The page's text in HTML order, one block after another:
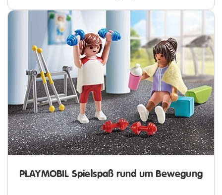
PLAYMOBIL Spielspaß rund um Bewegung